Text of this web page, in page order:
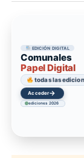
EDICIÓN DIGITAL
Comunales
Papel Digital
todas las
Acceder→
ediciones 2026